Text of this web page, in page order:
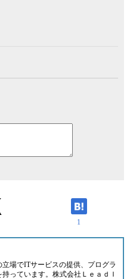
1
場でITサービスの提供、プログラ
っています。 株式会社ＬｅａｄＩ